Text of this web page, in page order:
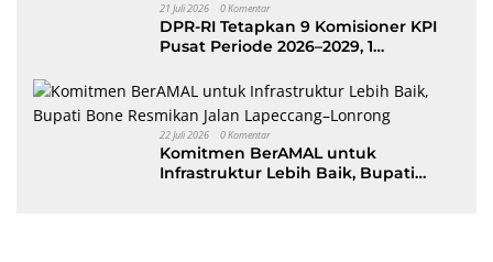
21 Juli 2026 0 Komentar
DPR-RI Tetapkan 9 Komisioner KPI
Pusat Periode 2026–2029, 1
22 Juli 2026 0 Komentar
Komitmen BerAMAL untuk
Infrastruktur Lebih Baik, Bupati